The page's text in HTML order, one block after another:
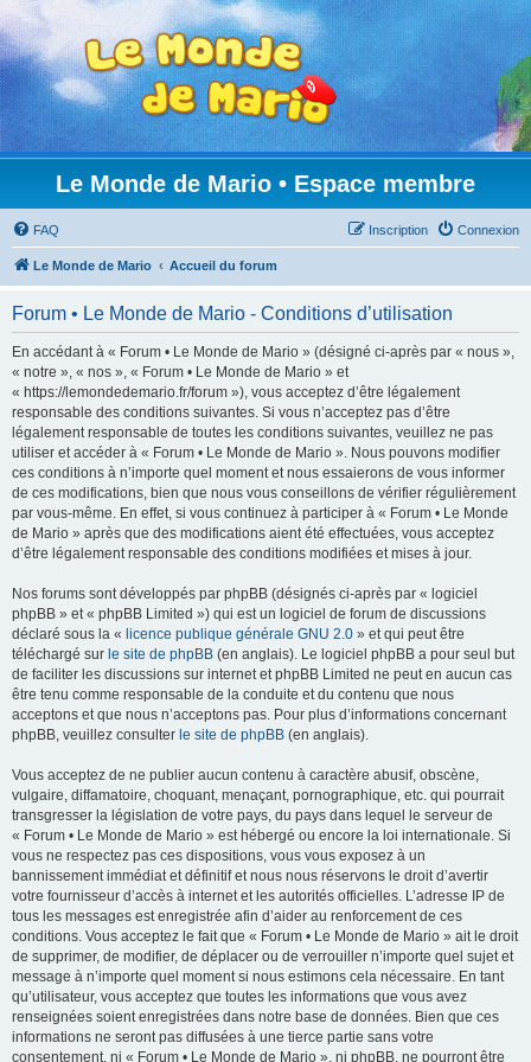
Le Monde de Mario • Espace membre
FAQ Connexion
Inscription
Le Monde de Mario Accueil du forum
Forum • Le Monde de Mario - Conditions d’utilisation
En accédant à « Forum • Le Monde de Mario » (désigné ci-après par « nous »,
« notre », « nos », « Forum • Le Monde de Mario » et
« https://lemondedemario.fr/forum »), vous acceptez d’être légalement
responsable des conditions suivantes. Si vous n’acceptez pas d’être
légalement responsable de toutes les conditions suivantes, veuillez ne pas
utiliser et accéder à « Forum • Le Monde de Mario ». Nous pouvons modifier
ces conditions à n’importe quel moment et nous essaierons de vous informer
de ces modifications, bien que nous vous conseillons de vérifier régulièrement
par vous-même. En effet, si vous continuez à participer à « Forum • Le Monde
de Mario » après que des modifications aient été effectuées, vous acceptez
d’être légalement responsable des conditions modifiées et mises à jour.
Nos forums sont développés par phpBB (désignés ci-après par « logiciel
phpBB » et « phpBB Limited ») qui est un logiciel de forum de discussions
déclaré sous la « licence publique générale GNU 2.0 » et qui peut être
téléchargé sur le site de phpBB (en anglais). Le logiciel phpBB a pour seul but
de faciliter les discussions sur internet et phpBB Limited ne peut en aucun cas
être tenu comme responsable de la conduite et du contenu que nous
acceptons et que nous n’acceptons pas. Pour plus d’informations concernant
phpBB, veuillez consulter le site de phpBB (en anglais).
Vous acceptez de ne publier aucun contenu à caractère abusif, obscène,
vulgaire, diffamatoire, choquant, menaçant, pornographique, etc. qui pourrait
transgresser la législation de votre pays, du pays dans lequel le serveur de
« Forum • Le Monde de Mario » est hébergé ou encore la loi internationale. Si
vous ne respectez pas ces dispositions, vous vous exposez à un
bannissement immédiat et définitif et nous nous réservons le droit d’avertir
votre fournisseur d’accès à internet et les autorités officielles. L’adresse IP de
tous les messages est enregistrée afin d’aider au renforcement de ces
conditions. Vous acceptez le fait que « Forum • Le Monde de Mario » ait le droit
de supprimer, de modifier, de déplacer ou de verrouiller n’importe quel sujet et
message à n’importe quel moment si nous estimons cela nécessaire. En tant
qu’utilisateur, vous acceptez que toutes les informations que vous avez
renseignées soient enregistrées dans notre base de données. Bien que ces
informations ne seront pas diffusées à une tierce partie sans votre
consentement, ni « Forum • Le Monde de Mario », ni phpBB, ne pourront être